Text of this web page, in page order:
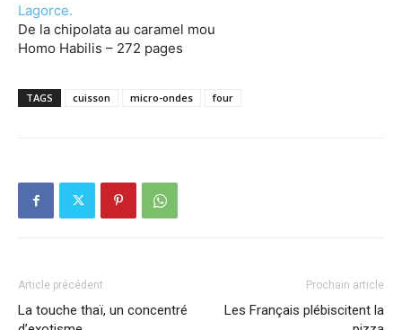
Lagorce.
De la chipolata au caramel mou
Homo Habilis – 272 pages
TAGS cuisson micro-ondes four
Article précédent
La touche thaï, un concentré
Prochain article
Les Français plébiscitent la